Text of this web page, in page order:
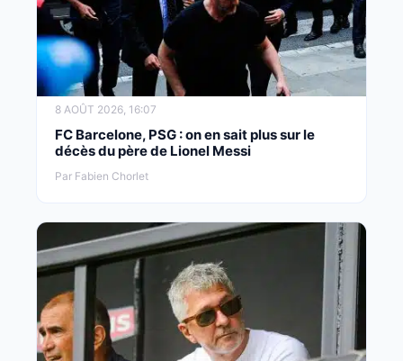
8 AOÛT 2026, 16:07
FC Barcelone, PSG : on en sait plus sur le
décès du père de Lionel Messi
Par Fabien Chorlet